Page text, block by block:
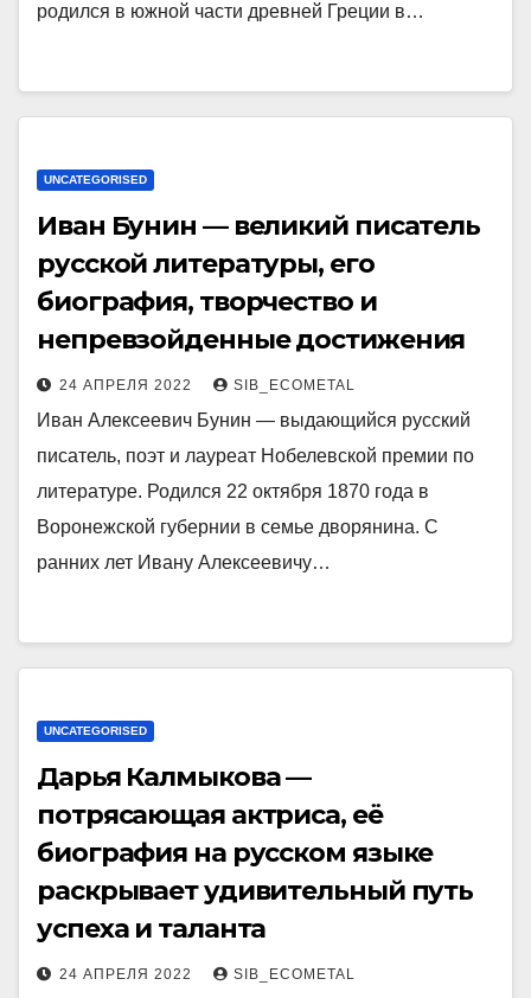
родился в южной части древней Греции в…
UNCATEGORISED
Иван Бунин — великий писатель
русской литературы, его
биография, творчество и
непревзойденные достижения
24 АПРЕЛЯ 2022 SIB_ECOMETAL
Иван Алексеевич Бунин — выдающийся русский
писатель, поэт и лауреат Нобелевской премии по
литературе. Родился 22 октября 1870 года в
Воронежской губернии в семье дворянина. С
ранних лет Ивану Алексеевичу…
UNCATEGORISED
Дарья Калмыкова —
потрясающая актриса, её
биография на русском языке
раскрывает удивительный путь
успеха и таланта
24 АПРЕЛЯ 2022 SIB_ECOMETAL